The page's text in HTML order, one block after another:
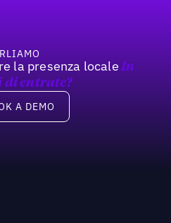
la presenza locale In
entrate?
A DEMO